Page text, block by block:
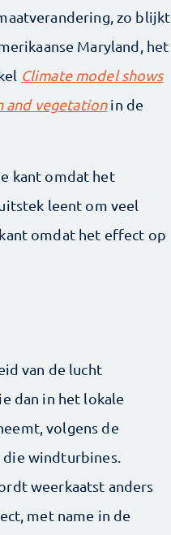
zo blijkt
Maryland, het
Climate model shows
and vegetationin de
kant omdat het
leent om veel
omdat het effect op
van de lucht
dan in het lokale
volgens de
die windturbines.
weerkaatst anders
met name in de